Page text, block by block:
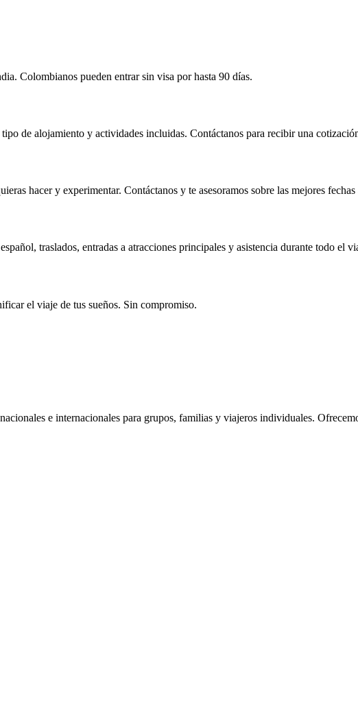
Colombianos pueden entrar sin visa por hasta 90 días.
de alojamiento y actividades incluidas. Contáctanos para recibir una
hacer y experimentar. Contáctanos y te asesoramos sobre las mejores fechas
traslados, entradas a atracciones principales y asistencia durante todo el
el viaje de tus sueños. Sin compromiso.
e internacionales para grupos, familias y viajeros individuales.